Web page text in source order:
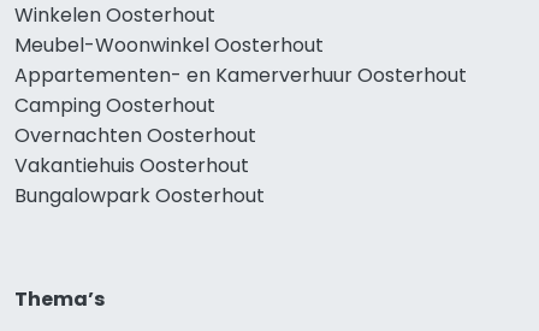
Winkelen Oosterhout
Meubel-Woonwinkel Oosterhout
Appartementen- en Kamerverhuur Oosterhout
Camping Oosterhout
Overnachten Oosterhout
Vakantiehuis Oosterhout
Bungalowpark Oosterhout
Thema’s